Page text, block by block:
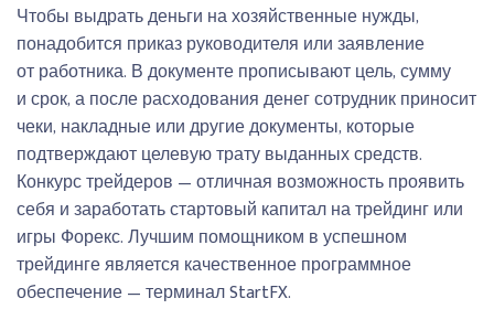
Чтобы выдрать деньги на хозяйственные нужды,
понадобится приказ руководителя или заявление
от работника. В документе прописывают цель, сумму
и срок, а после расходования денег сотрудник приносит
чеки, накладные или другие документы, которые
подтверждают целевую трату выданных средств.
Конкурс трейдеров — отличная возможность проявить
себя и заработать стартовый капитал на трейдинг или
игры Форекс. Лучшим помощником в успешном
трейдинге является качественное программное
обеспечение — терминал StartFX.